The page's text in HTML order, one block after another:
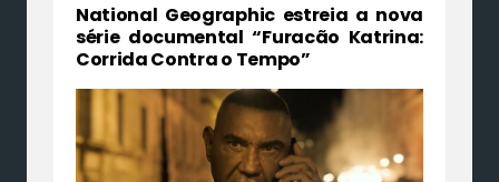
National Geographic estreia a nova
série documental “Furacão Katrina:
Corrida Contra o Tempo”